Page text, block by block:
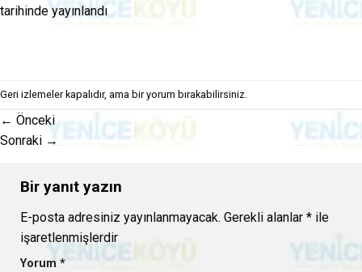
tarihinde yayınlandı
Geri izlemeler kapalıdır, ama bir yorum bırakabilirsiniz.
← Önceki
Sonraki →
Bir yanıt yazın
E-posta adresiniz yayınlanmayacak. Gerekli alanlar * ile
işaretlenmişlerdir
Yorum *